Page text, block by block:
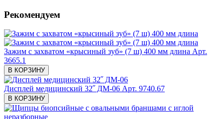
Рекомендуем
Зажим с захватом «крысиный зуб» (7 ш) 400 мм длина Арт.
3665.1
В КОРЗИНУ
Дисплей медицинский 32˝ ДМ-06 Арт. 9740.67
В КОРЗИНУ